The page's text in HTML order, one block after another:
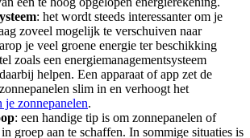
: het wordt steeds interessanter om je
zoveel mogelijk te verschuiven naar
je veel groene energie ter beschikking
zoals een energiemanagementsysteem
helpen. Een apparaat of app zet de
slim in en verhoogt het
je zonnepanelen.
: een handige tip is om zonnepanelen of
groep aan te schaffen. In sommige situaties is